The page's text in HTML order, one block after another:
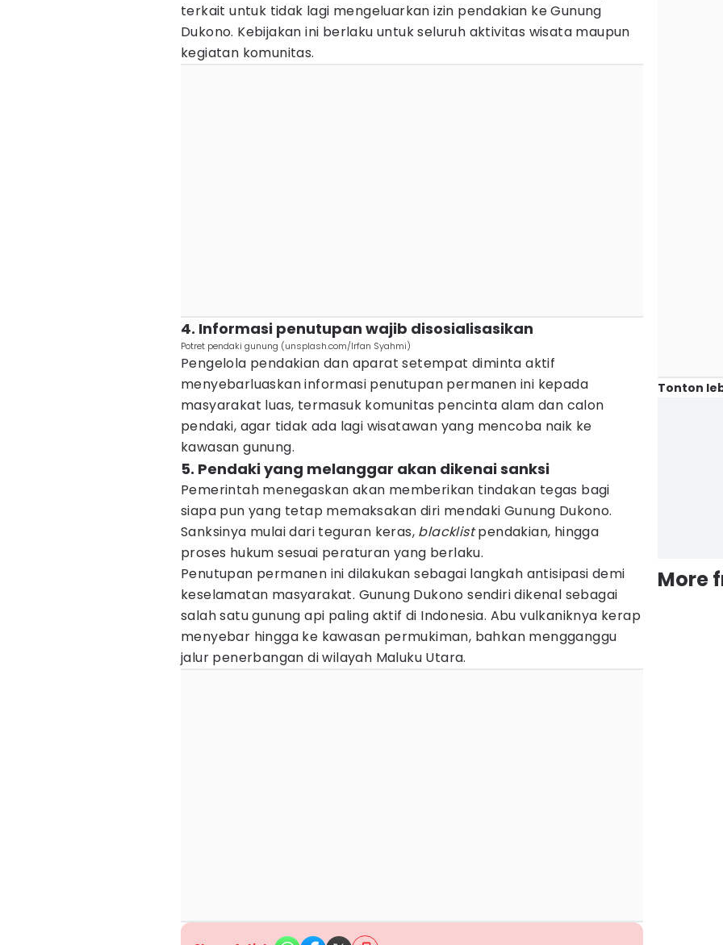
terkait untuk tidak lagi mengeluarkan izin pendakian ke Gunung
Dukono. Kebijakan ini berlaku untuk seluruh aktivitas wisata maupun
kegiatan komunitas.
4. Informasi penutupan wajib disosialisasikan
Potret pendaki gunung (unsplash.com/Irfan Syahmi)
Pengelola pendakian dan aparat setempat diminta aktif
menyebarluaskan informasi penutupan permanen ini kepada
masyarakat luas, termasuk komunitas pencinta alam dan calon
pendaki, agar tidak ada lagi wisatawan yang mencoba naik ke
kawasan gunung.
5. Pendaki yang melanggar akan dikenai sanksi
Pemerintah menegaskan akan memberikan tindakan tegas bagi
siapa pun yang tetap memaksakan diri mendaki Gunung Dukono.
Sanksinya mulai dari teguran keras, blacklistpendakian, hingga
proses hukum sesuai peraturan yang berlaku.
Penutupan permanen ini dilakukan sebagai langkah antisipasi demi
keselamatan masyarakat. Gunung Dukono sendiri dikenal sebagai
salah satu gunung api paling aktif di Indonesia. Abu vulkaniknya kerap
menyebar hingga ke kawasan permukiman, bahkan mengganggu
jalur penerbangan di wilayah Maluku Utara.
Tonton
More